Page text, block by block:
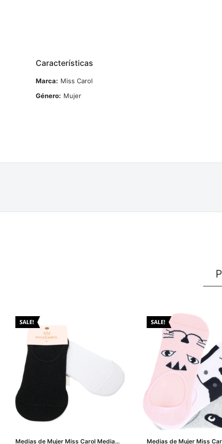
Características
Marca
Miss Carol
Género
Mujer
Medias de Mujer Miss Carol Media
Medias de Mujer Miss